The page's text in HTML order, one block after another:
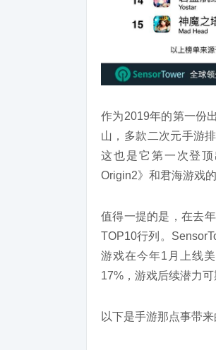
作为2019年的第一份
山，多款二次元手游
这也是它第一次登
Origin2》和君海游戏的
值得一提的是，在去
TOP10行列。
游戏在今年1月上线
17%，游戏后续潜力可
以下是手游那点事带来